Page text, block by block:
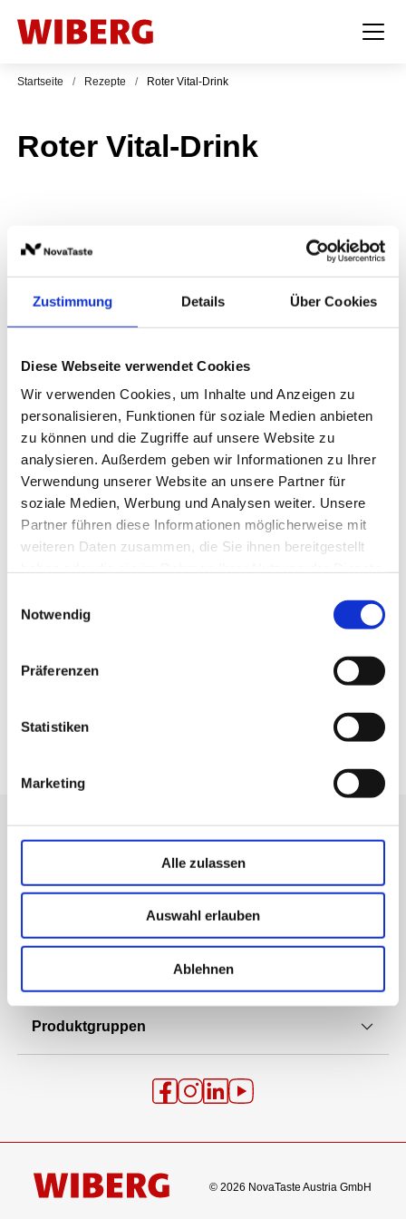
Zustimmung Details Über Cookies
Diese Webseite verwendet Cookies
Wir verwenden Cookies, um Inhalte und Anzeigen zu
personalisieren, Funktionen für soziale Medien anbieten
zu können und die Zugriffe auf unsere Website zu
analysieren. Außerdem geben wir Informationen zu Ihrer
Verwendung unserer Website an unsere Partner für
soziale Medien, Werbung und Analysen weiter. Unsere
Partner führen diese Informationen möglicherweise mit
weiteren Daten zusammen, die Sie ihnen bereitgestellt
Notwendig
Präferenzen
Statistiken
Marketing
Alle zulassen
Auswahl erlauben
Ablehnen
Startseite / Rezepte / Roter Vital-Drink
Roter Vital-Drink
Zutaten für 10 Personen
Roter Vital-Drink
Apfel Fruchtsaft
30 g Kren/Meerrettich
1 TL WIBERG Kümmel, gemahlen
1 TL WIBERG Vanille-Mix
1 TL WIBERG Ursalz pur fein
Zubereitung
Roter Vital-Drink
Ursalz, Kümmel und Vanille abschmecken.
Auf Facebook teilen
Produktgruppen
© 2026 NovaTaste Austria GmbH